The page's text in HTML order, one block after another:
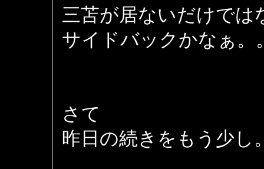
三苫が居ないだけでは
サイドバックかなぁ。
さて
昨日の続きをもう少し